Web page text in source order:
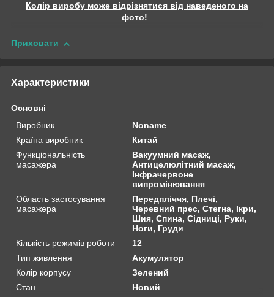
Колір виробу може відрізнятися від наведеного на
фото!
Приховати
Характеристики
Основні
Виробник
Noname
Країна виробник
Китай
Функціональність
масажера
Вакуумний масаж,
Антицелюлітний масаж,
Інфрачервоне
випромінювання
Область застосування
масажера
Передпліччя, Плечі,
Черевний прес, Стегна, Ікри,
Шия, Спина, Сідниці, Руки,
Ноги, Груди
Кількість режимів роботи
12
Тип живлення
Акумулятор
Колір корпусу
Зелений
Стан
Новий